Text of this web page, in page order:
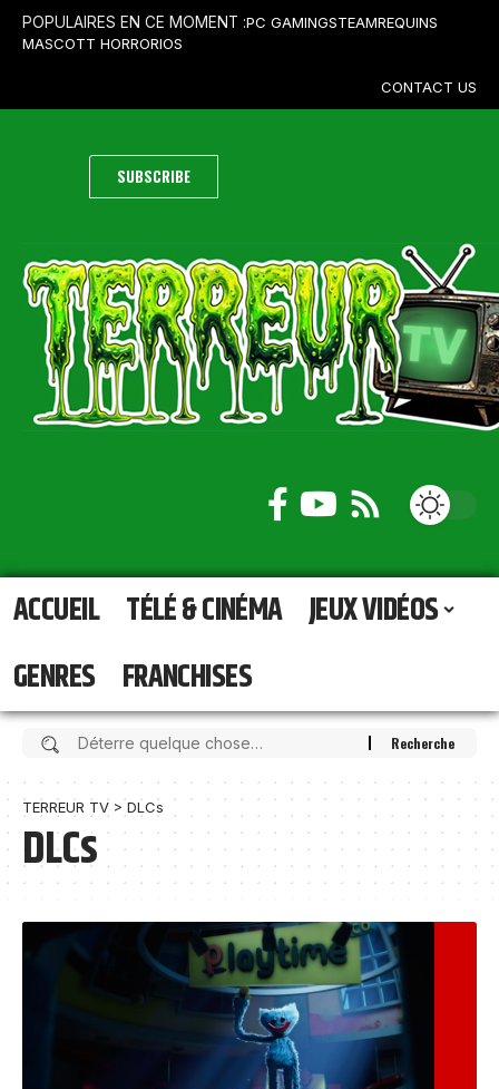
POPULAIRES EN CE MOMENT :PC GAMINGSTEAMREQUINS
MASCOTT HORRORIOS
CONTACT US
SUBSCRIBE
ACCUEIL TÉLÉ & CINÉMA JEUX VIDÉOS
GENRES
FRANCHISES
TERREUR TV > DLCs
DLCs